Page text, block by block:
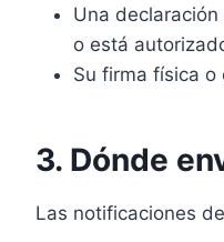
Una
o está
Su firma física o
3. Dónde
Las notificaciones